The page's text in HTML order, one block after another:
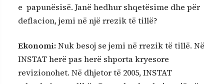
e papunësisë. Janë hedhur shqetësime dhe për
deflacion, jemi në një rrezik të tillë?
Ekonomi: Nuk besoj se jemi në rrezik të tillë. Në
INSTAT herë pas herë shporta kryesore
revizionohet. Në dhjetor të 2005, INSTAT